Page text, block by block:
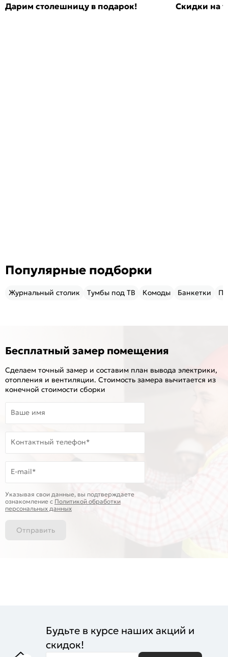
Дарим столешницу в подарок! Скидки на
Популярные подборки
Журнальный столик Тумбы под ТВ Комоды Банкетки
Бесплатный замер помещения
Сделаем точный замер и составим план вывода электрики,
отопления и вентиляции. Стоимость замера вычитается из
конечной стоимости сборки
Ваше имя
Контактный телефон*
E-mail*
Указывая свои данные, вы подтверждаете
ознакомление c Политикой обработки
персональных данных
Отправить
Будьте в курсе наших акций и
скидок!